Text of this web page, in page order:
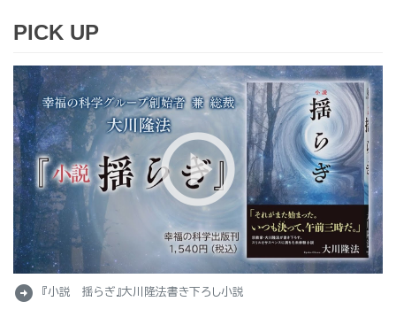
PICK UP
arrow_circle_right 『小説 揺らぎ』大川隆法書き下ろし小説